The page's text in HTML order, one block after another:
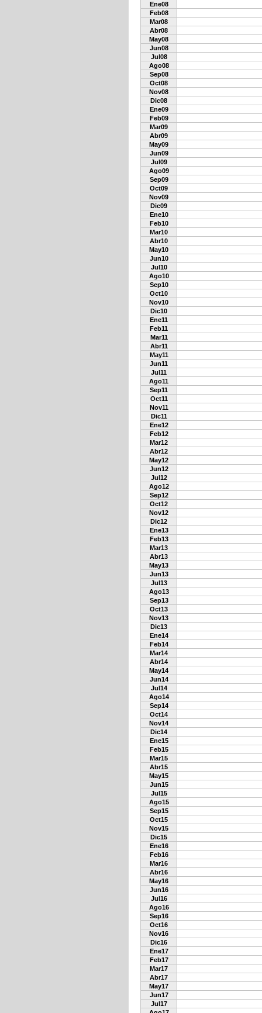
Ene08
Feb08
Mar08
Abr08
May08
Jun08
Jul08
Ago08
Sep08
Oct08
Nov08
Dic08
Ene09
Feb09
Mar09
Abr09
May09
Jun09
Jul09
Ago09
Sep09
Oct09
Nov09
Dic09
Ene10
Feb10
Mar10
Abr10
May10
Jun10
Jul10
Ago10
Sep10
Oct10
Nov10
Dic10
Ene11
Feb11
Mar11
Abr11
May11
Jun11
Jul11
Ago11
Sep11
Oct11
Nov11
Dic11
Ene12
Feb12
Mar12
Abr12
May12
Jun12
Jul12
Ago12
Sep12
Oct12
Nov12
Dic12
Ene13
Feb13
Mar13
Abr13
May13
Jun13
Jul13
Ago13
Sep13
Oct13
Nov13
Dic13
Ene14
Feb14
Mar14
Abr14
May14
Jun14
Jul14
Ago14
Sep14
Oct14
Nov14
Dic14
Ene15
Feb15
Mar15
Abr15
May15
Jun15
Jul15
Ago15
Sep15
Oct15
Nov15
Dic15
Ene16
Feb16
Mar16
Abr16
May16
Jun16
Jul16
Ago16
Sep16
Oct16
Nov16
Dic16
Ene17
Feb17
Mar17
Abr17
May17
Jun17
Jul17